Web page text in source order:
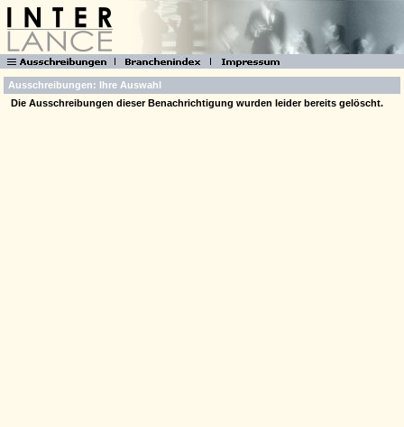
Ausschreibungen: Ihre Auswahl
Die Ausschreibungen dieser Benachrichtigung wurden leider bereits gelöscht.